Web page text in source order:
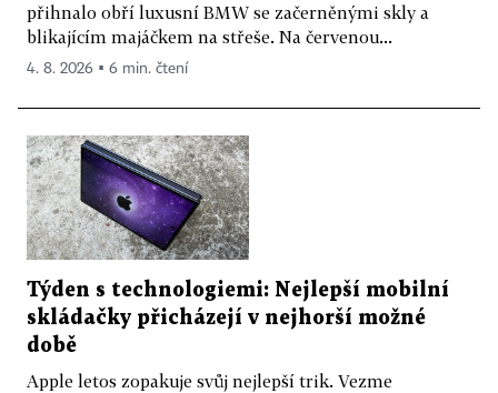
přihnalo obří luxusní BMW se začerněnými skly a
blikajícím majáčkem na střeše. Na červenou...
4. 8. 2026 ▪ 6 min. čtení
Týden s technologiemi: Nejlepší mobilní
skládačky přicházejí v nejhorší možné
době
Apple letos zopakuje svůj nejlepší trik. Vezme